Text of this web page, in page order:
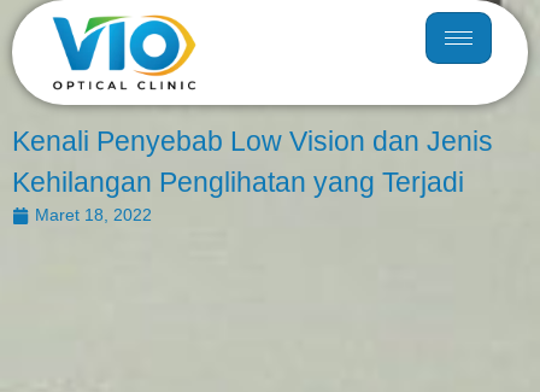
Kenali Penyebab Low Vision dan Jenis
Kehilangan Penglihatan yang Terjadi
Maret 18, 2022